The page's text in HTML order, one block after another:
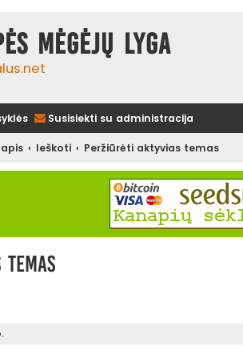
mėgėjų lyga
Susisiekti su administracija
Ieškoti Peržiūrėti aktyvias temas